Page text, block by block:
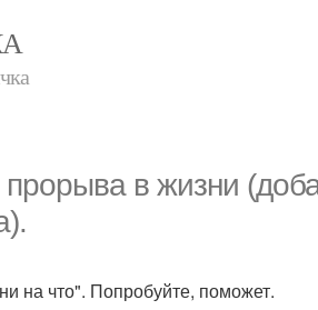
в жизни
на что". Попробуйте, поможет.